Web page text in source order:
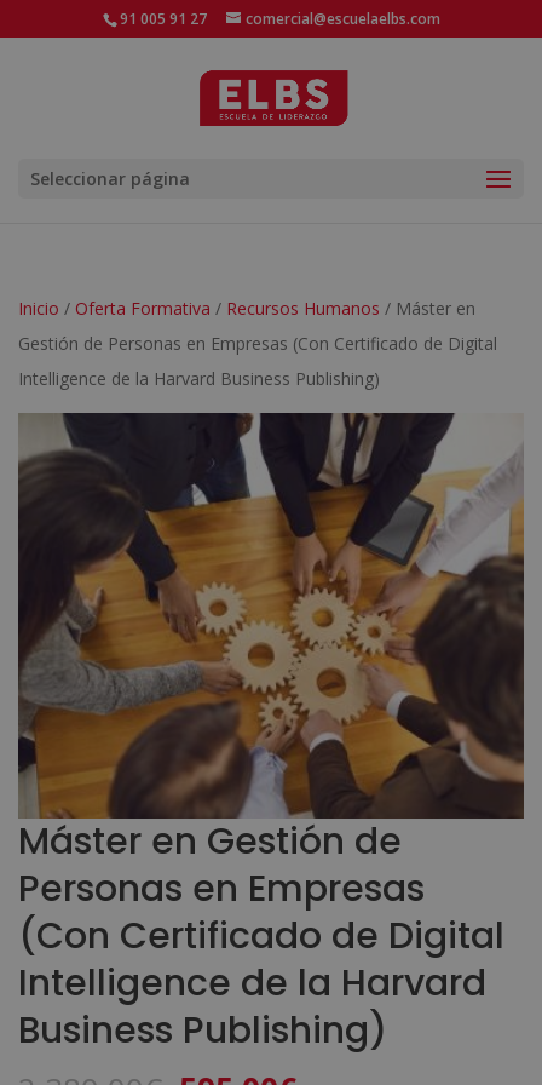
91 005 91 27 comercial@escuelaelbs.com
Seleccionar página
Inicio / Oferta Formativa / Recursos Humanos / Máster en
Gestión de Personas en Empresas (Con Certificado de Digital
Intelligence de la Harvard Business Publishing)
Máster en Gestión de
Personas en Empresas
(Con Certificado de Digital
Intelligence de la Harvard
Business Publishing)